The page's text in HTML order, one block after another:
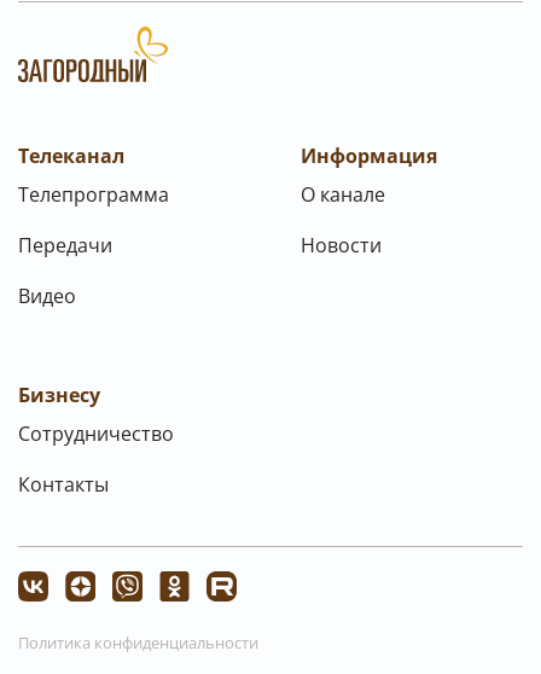
Телеканал
Телепрограмма
Передачи
Видео
Информация
О канале
Новости
Бизнесу
Сотрудничество
Контакты
Политика конфиденциальности